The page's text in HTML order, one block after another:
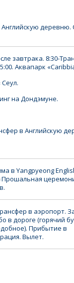
Английскую деревню.
завтрака. 8:30-
Аквапарк
Сеул.
на Дондэмуне.
в Английскую
в Yangpyeong
Прошальная
в аэропорт.
в дороге (горячий
Прибытие в
Вылет.